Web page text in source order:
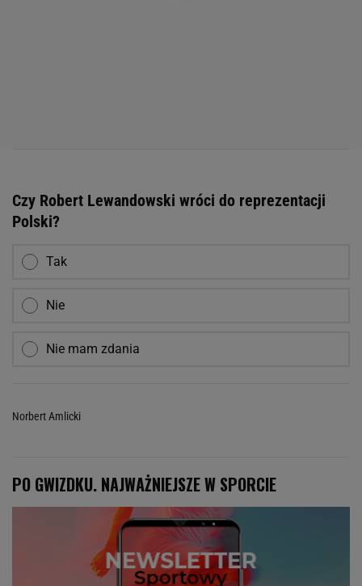
Czy Robert Lewandowski wróci do reprezentacji
Polski?
Tak
Nie
Nie mam zdania
Norbert Amlicki